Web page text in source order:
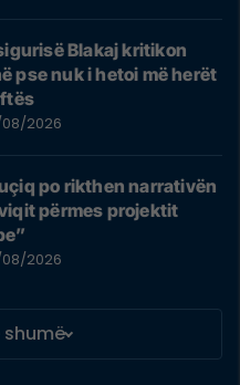
Blakaj kritikon
pse nuk i hetoi më herët
2026
po rikthen narrativën
përmes projektit
2026